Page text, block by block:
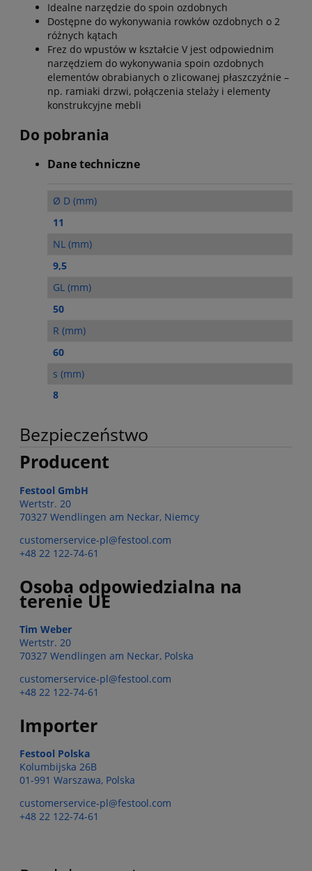
Idealne narzędzie do spoin ozdobnych
Dostępne do wykonywania rowków ozdobnych o 2
różnych kątach
Frez do wpustów w kształcie V jest odpowiednim
narzędziem do wykonywania spoin ozdobnych
elementów obrabianych o zlicowanej płaszczyźnie –
np. ramiaki drzwi, połączenia stelaży i elementy
konstrukcyjne mebli
Do pobrania
Dane techniczne
Ø D (mm)
11
NL (mm)
9,5
GL (mm)
50
R (mm)
60
s (mm)
8
Bezpieczeństwo
Producent
Festool GmbH
Wertstr. 20
70327 Wendlingen am Neckar, Niemcy
customerservice-pl@festool.com
+48 22 122-74-61
Osoba odpowiedzialna na
terenie UE
Tim Weber
Wertstr. 20
70327 Wendlingen am Neckar, Polska
customerservice-pl@festool.com
+48 22 122-74-61
Importer
Festool Polska
Kolumbijska 26B
01-991 Warszawa, Polska
customerservice-pl@festool.com
+48 22 122-74-61